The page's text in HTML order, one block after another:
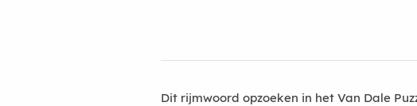
Dit rijmwoord opzoeken in het Van Dale